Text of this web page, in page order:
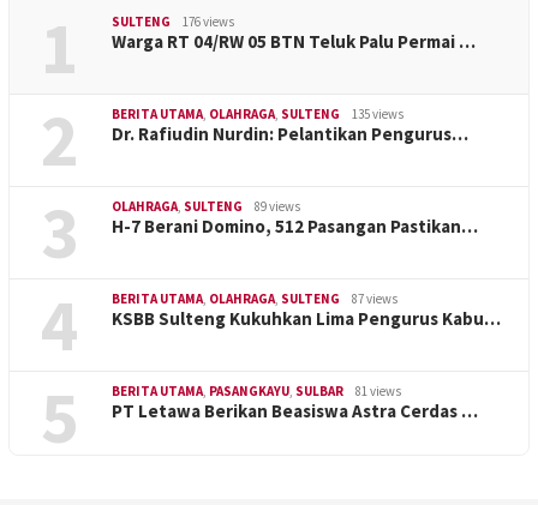
1 SULTENG 176 views
Warga RT 04/RW 05 BTN Teluk Palu Permai …
2 BERITA UTAMA, OLAHRAGA, SULTENG 135 views
Dr. Rafiudin Nurdin: Pelantikan Pengurus…
3 OLAHRAGA, SULTENG 89 views
H-7 Berani Domino, 512 Pasangan Pastikan…
4 BERITA UTAMA, OLAHRAGA, SULTENG 87 views
KSBB Sulteng Kukuhkan Lima Pengurus Kabu…
5 BERITA UTAMA, PASANGKAYU, SULBAR 81 views
PT Letawa Berikan Beasiswa Astra Cerdas …